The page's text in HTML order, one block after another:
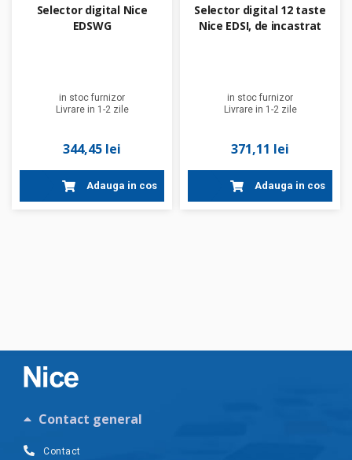
Selector digital Nice
EDSWG
in stoc furnizor
Livrare in 1-2 zile
344,45 lei
Adauga in cos
Selector digital 12 taste
Nice EDSI, de incastrat
in stoc furnizor
Livrare in 1-2 zile
371,11 lei
Adauga in cos
Contact general
Contact